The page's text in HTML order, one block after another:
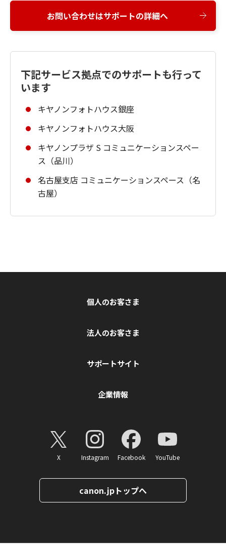
お問い合わせはサポートの詳細へ
下記サービス拠点でのサポートも行って
います
キヤノンフォトハウス銀座
キヤノンフォトハウス大阪
キヤノンプラザ S コミュニケーションスペー
ス（品川）
名古屋支店 コミュニケーションスペース（名
古屋）
個人のお客さま
法人のお客さま
サポートサイト
企業情報
X Instagram Facebook YouTube
canon.jpトップへ